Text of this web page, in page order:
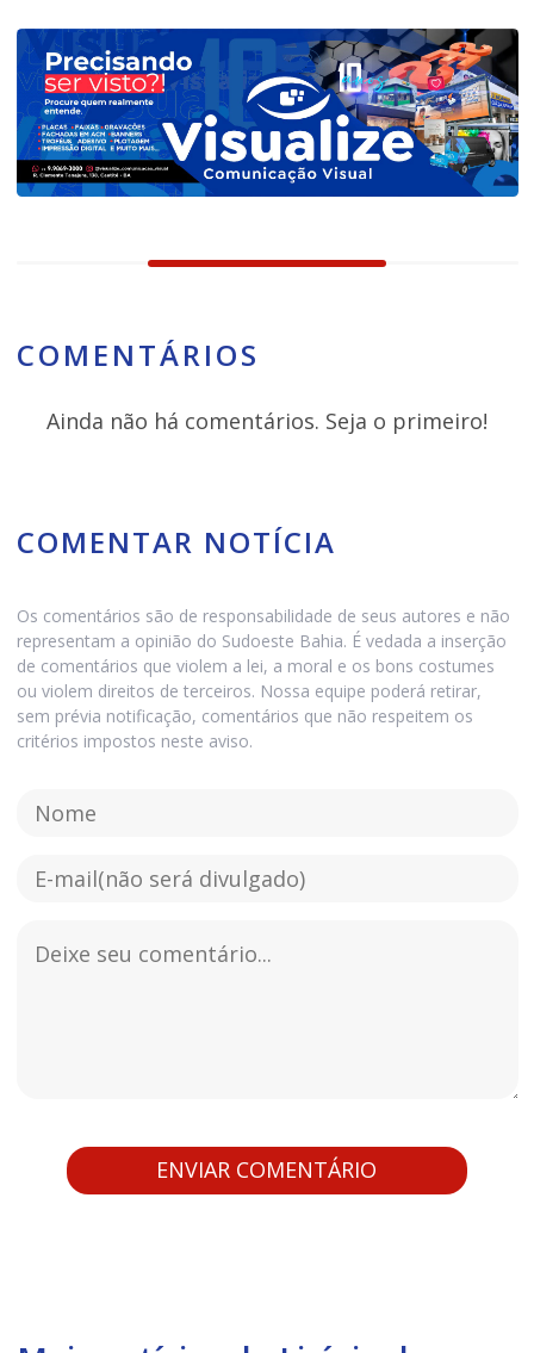
COMENTÁRIOS
Ainda não há comentários. Seja o primeiro!
COMENTAR NOTÍCIA
Os comentários são de responsabilidade de seus autores e não
representam a opinião do Sudoeste Bahia. É vedada a inserção
de comentários que violem a lei, a moral e os bons costumes
ou violem direitos de terceiros. Nossa equipe poderá retirar,
sem prévia notificação, comentários que não respeitem os
critérios impostos neste aviso.